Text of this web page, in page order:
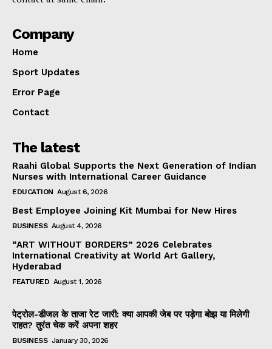
Company
Home
Sport Updates
Error Page
Contact
The latest
Raahi Global Supports the Next Generation of Indian
Nurses with International Career Guidance
EDUCATION August 6, 2026
Best Employee Joining Kit Mumbai for New Hires
BUSINESS August 4, 2026
“ART WITHOUT BORDERS” 2026 Celebrates
International Creativity at World Art Gallery,
Hyderabad
FEATURED August 1, 2026
पेट्रोल-डीजल के ताजा रेट जारी: क्या आपकी जेब पर पड़ेगा बोझ या मिलेगी
राहत? तुरंत चेक करें अपना शहर
BUSINESS January 30, 2026